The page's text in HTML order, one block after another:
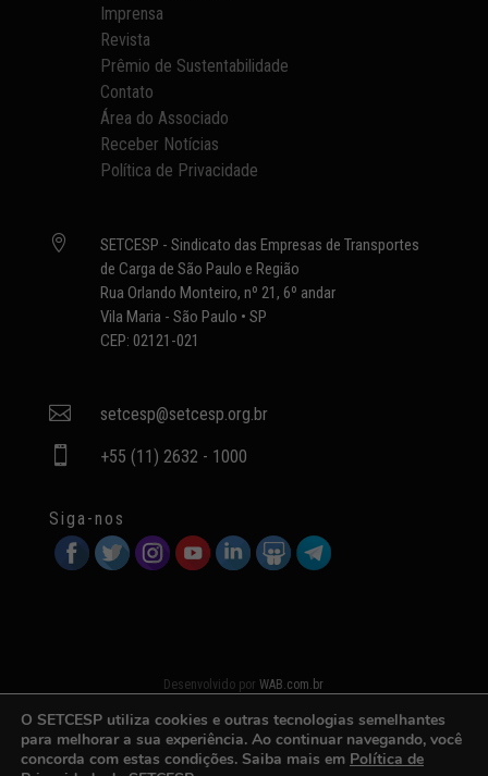
Imprensa
Revista
Prêmio de Sustentabilidade
Contato
Área do Associado
Receber Notícias
Política de Privacidade

SETCESP - Sindicato das Empresas de Transportes
de Carga de São Paulo e Região
Rua Orlando Monteiro, nº 21, 6º andar
Vila Maria - São Paulo • SP
CEP: 02121-021
 setcesp@setcesp.org.br
 +55 (11) 2632 - 1000
Siga-nos
Desenvolvido porWAB.com.br
O SETCESP utiliza cookies e outras tecnologias semelhantes
para melhorar a sua experiência. Ao continuar navegando, você
concorda com estas condições. Saiba mais em Política de